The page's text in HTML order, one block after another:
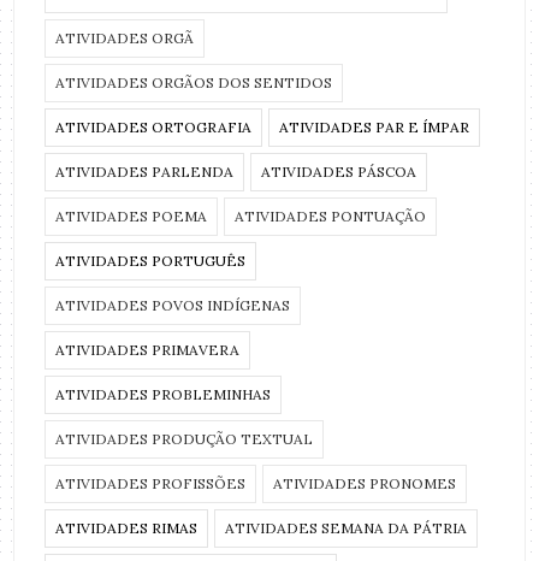
ATIVIDADES ORGÃ
ATIVIDADES ORGÃOS DOS SENTIDOS
ATIVIDADES ORTOGRAFIA ATIVIDADES PAR E ÍMPAR
ATIVIDADES PARLENDA ATIVIDADES PÁSCOA
ATIVIDADES POEMA ATIVIDADES PONTUAÇÃO
ATIVIDADES PORTUGUÊS
ATIVIDADES POVOS INDÍGENAS
ATIVIDADES PRIMAVERA
ATIVIDADES PROBLEMINHAS
ATIVIDADES PRODUÇÃO TEXTUAL
ATIVIDADES PROFISSÕES ATIVIDADES PRONOMES
ATIVIDADES RIMAS ATIVIDADES SEMANA DA PÁTRIA